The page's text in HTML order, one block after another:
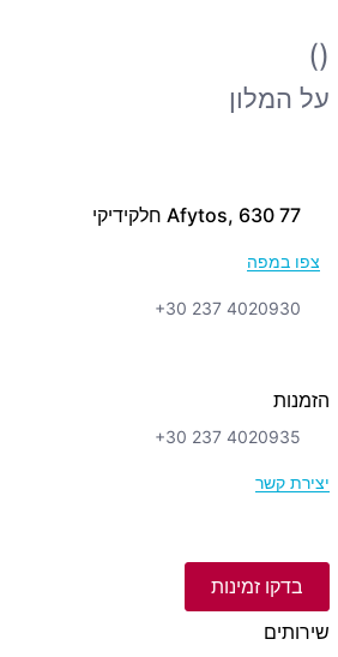
Afytos, 630 77 חלקידיקי
צפו במפה
+30 237 4020930
הזמנות
+30 237 4020935
יצירת קשר
בדקו זמינות
שירותים
()
על המלון